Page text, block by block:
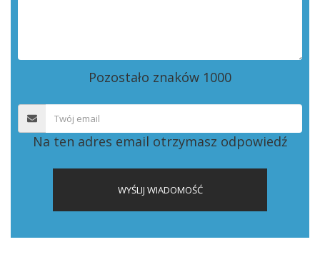
Pozostało znaków 1000
Na ten adres email otrzymasz odpowiedź